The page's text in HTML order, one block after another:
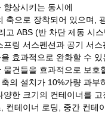
상시키는 동시에
축으로 장착되어 있으며,
고 ABS (반 차단 제동 시
프링 서스펜션과 공기 서
효과적으로 완화할 수
물건들을 효과적으로 보
의 설치가 10%가량 과부
양한 크기의 컨테이너를
컨테이너 로딩, 중간 컨